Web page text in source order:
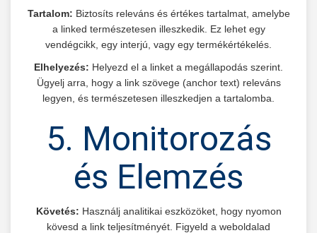
Tartalom: Biztosíts releváns és értékes tartalmat, amelybe
a linked természetesen illeszkedik. Ez lehet egy
vendégcikk, egy interjú, vagy egy termékértékelés.
Elhelyezés: Helyezd el a linket a megállapodás szerint.
Ügyelj arra, hogy a link szövege (anchor text) releváns
legyen, és természetesen illeszkedjen a tartalomba.
5. Monitorozás
és Elemzés
Követés: Használj analitikai eszközöket, hogy nyomon
kövesd a link teljesítményét. Figyeld a weboldalad